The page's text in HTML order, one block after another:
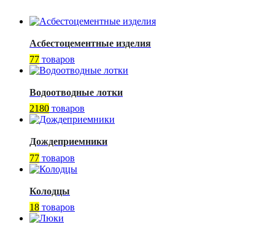
Асбестоцементные изделия
77 товаров
Водоотводные лотки
2180 товаров
Дождеприемники
77 товаров
Колодцы
18 товаров